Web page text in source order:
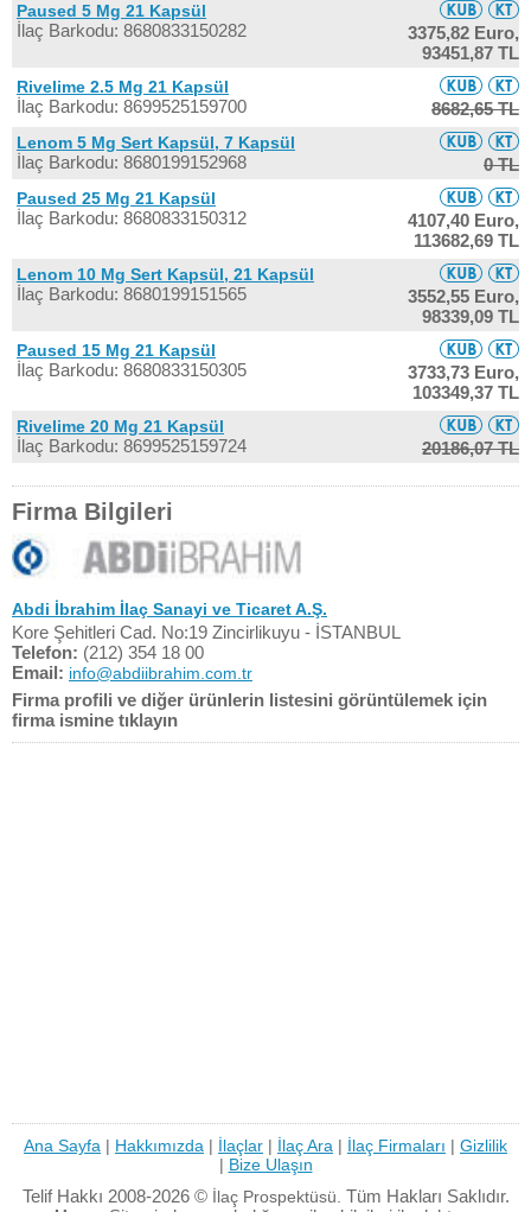
Paused 5 Mg 21 Kapsül
İlaç Barkodu: 8680833150282
3375,82 Euro,
93451,87 TL
Rivelime 2.5 Mg 21 Kapsül
İlaç Barkodu: 8699525159700 8682,65 TL
Lenom 5 Mg Sert Kapsül, 7 Kapsül
İlaç Barkodu: 8680199152968 0 TL
Paused 25 Mg 21 Kapsül
İlaç Barkodu: 8680833150312
4107,40 Euro,
113682,69 TL
Lenom 10 Mg Sert Kapsül, 21 Kapsül
İlaç Barkodu: 8680199151565
3552,55 Euro,
98339,09 TL
Paused 15 Mg 21 Kapsül
İlaç Barkodu: 8680833150305
3733,73 Euro,
103349,37 TL
Rivelime 20 Mg 21 Kapsül
İlaç Barkodu: 8699525159724 20186,07 TL
Firma Bilgileri
Abdi İbrahim İlaç Sanayi ve Ticaret A.Ş.
Kore Şehitleri Cad. No:19 Zincirlikuyu - İSTANBUL
Telefon: (212) 354 18 00
Email: info@abdiibrahim.com.tr
Firma profili ve diğer ürünlerin listesini görüntülemek için
firma ismine tıklayın
Ana Sayfa | Hakkımızda | İlaçlar | İlaç Ara | İlaç Firmaları | Gizlilik
| Bize Ulaşın
Telif Hakkı 2008-2026 © İlaç Prospektüsü. Tüm Hakları Saklıdır.